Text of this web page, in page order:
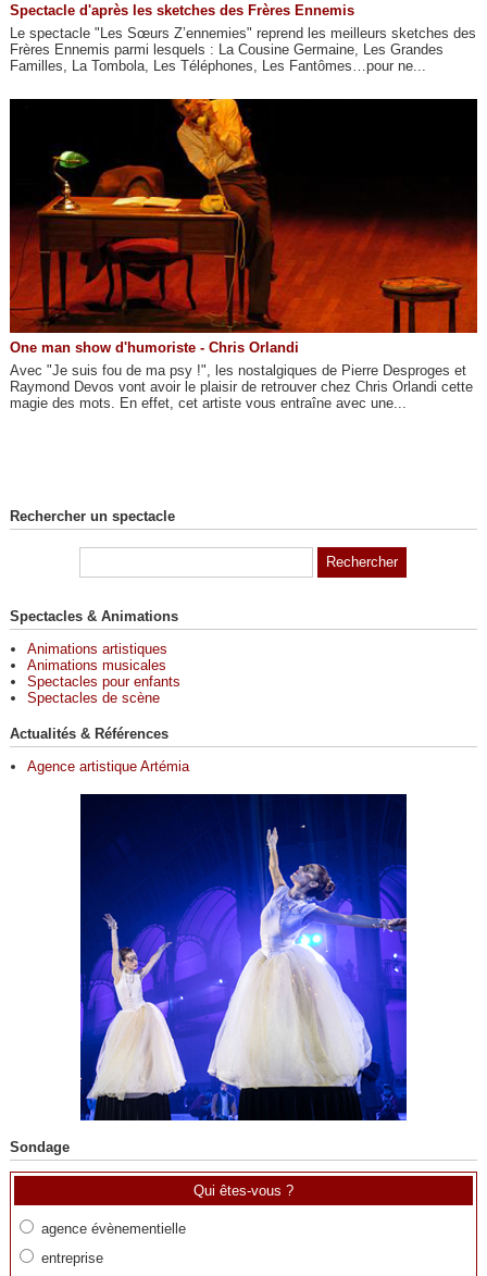
Spectacle d'après les sketches des Frères Ennemis
Le spectacle "Les Sœurs Z’ennemies" reprend les meilleurs sketches des
Frères Ennemis parmi lesquels : La Cousine Germaine, Les Grandes
Familles, La Tombola, Les Téléphones, Les Fantômes…pour ne...
One man show d'humoriste - Chris Orlandi
Avec "Je suis fou de ma psy !", les nostalgiques de Pierre Desproges et
Raymond Devos vont avoir le plaisir de retrouver chez Chris Orlandi cette
magie des mots. En effet, cet artiste vous entraîne avec une...
Rechercher un spectacle
Spectacles & Animations
Animations artistiques
Animations musicales
Spectacles pour enfants
Spectacles de scène
Actualités & Références
Agence artistique Artémia
Sondage
Qui êtes-vous ?
agence évènementielle
entreprise